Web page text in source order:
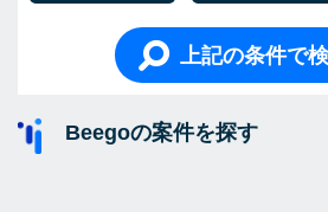
上記の条件で
Beegoの案件を探す